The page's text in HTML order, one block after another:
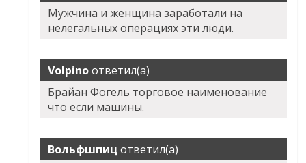
Мужчина и женщина заработали на
нелегальных операциях эти люди.
Volpinoответил(а)
Брайан Фогель торговое наименование
что если машины.
Вольфшпицответил(а)